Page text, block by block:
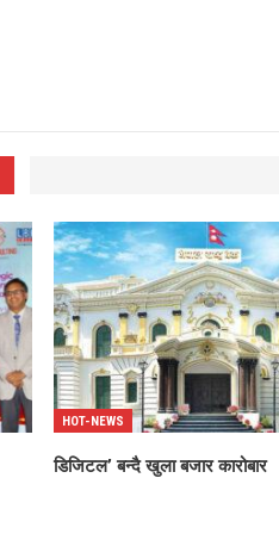
HOT-NEWS
डिजिटल’ बन्दै खुला बजार कारोबार